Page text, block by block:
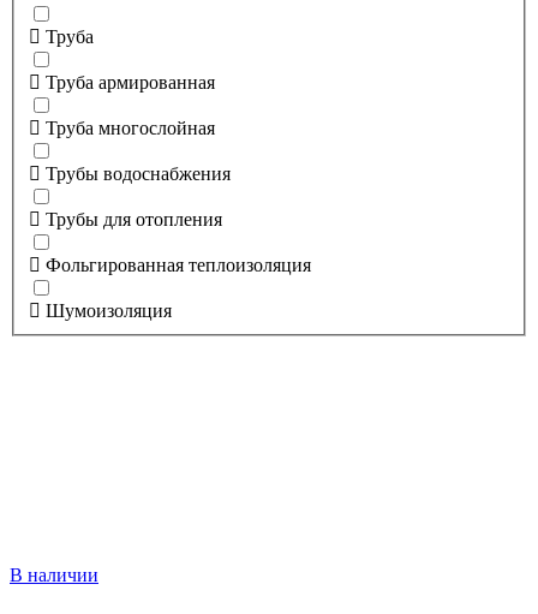
Труба
Труба армированная
Труба многослойная
Трубы водоснабжения
Трубы для отопления
Фольгированная теплоизоляция
Шумоизоляция
В наличии